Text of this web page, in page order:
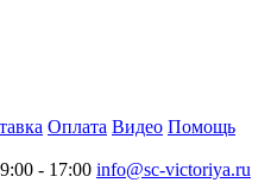
Оплата Видео Помощь
- 17:00 info@sc-victoriya.ru